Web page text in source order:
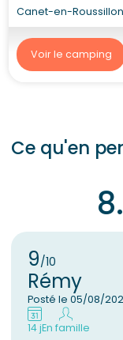
Canet-en-
Voir le camping
Ce qu'en
9/10
Rémy
Posté le 05/08/
14 jEn famille